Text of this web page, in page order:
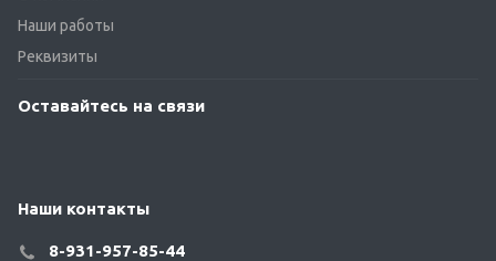
Наши работы
Реквизиты
Оставайтесь на связи
Наши контакты
8-931-957-85-44